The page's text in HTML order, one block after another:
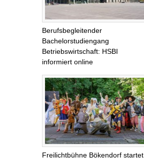
Berufsbegleitender
Bachelorstudiengang
Betriebswirtschaft: HSBI
informiert online
Freilichtbühne Bökendorf startet